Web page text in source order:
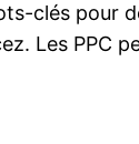
clés
Les